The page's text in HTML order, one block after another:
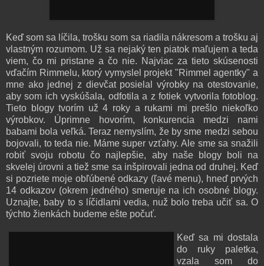
Keď som sa líčila, trošku som sa riadila nákresom a trošku aj
vlastným rozumom. Už sa nejaký ten piatok maľujem a teda
viem, čo mi pristane a čo nie. Najviac za tieto skúsenosti
vďačím Rimmelu, ktorý vymyslel projekt "Rimmel agentky" a
mne ako jednej z dievčat posielal výrobky na otestovanie,
aby som ich vyskúšala, odfotila a z fotiek vytvorila fotoblog.
Tieto blogy tvorím už 4 roky a rukami mi prešlo niekoľko
výrobkov. Úprimne hovorím, konkurencia medzi nami
babami bola veľká. Teraz nemyslím, že by sme medzi sebou
bojovali, to teda nie. Máme super vzťahy. Ale sme sa snažili
robiť svoju robotu čo najlepšie, aby naše blogy boli na
skvelej úrovni a tiež sme sa inšpirovali jedna od druhej. Keď
si pozriete moje obľúbené odkazy (ľavé menu), hneď prvých
14 odkazov (okrem jedného) smeruje na ich osobné blogy.
Uznajte, baby to s líčidlami vedia, nuž bolo treba učiť sa. O
týchto žienkách budeme ešte počuť.
Keď sa mi dostala
do ruky paletka,
vzala som do